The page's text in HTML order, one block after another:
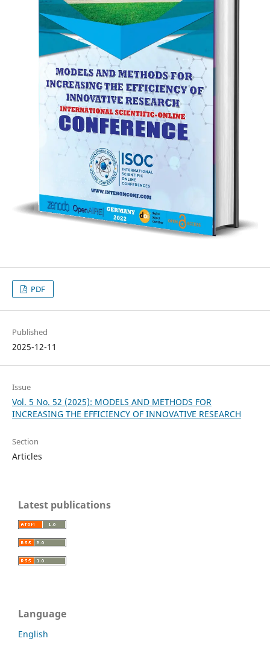
PDF
Published
2025-12-11
Issue
Vol. 5 No. 52 (2025): MODELS AND METHODS FOR
INCREASING THE EFFICIENCY OF INNOVATIVE RESEARCH
Section
Articles
Latest publications
Language
English